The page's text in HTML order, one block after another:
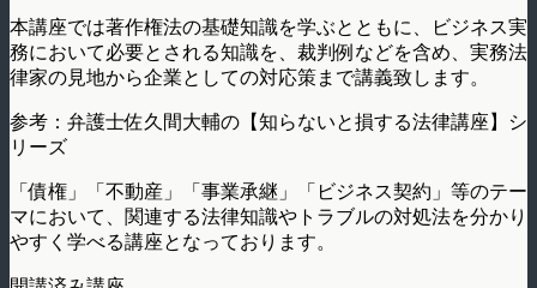
本講座では著作権法の基礎知識を学ぶとともに、ビジネス実
務において必要とされる知識を、裁判例などを含め、実務法
律家の見地から企業としての対応策まで講義致します。
参考：弁護士佐久間大輔の【知らないと損する法律講座】シ
リーズ
「債権」「不動産」「事業承継」「ビジネス契約」等のテー
マにおいて、関連する法律知識やトラブルの対処法を分かり
やすく学べる講座となっております。